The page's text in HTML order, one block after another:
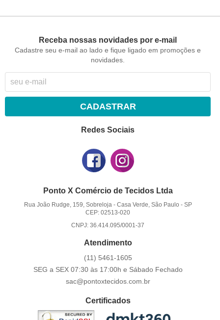
Receba nossas novidades por e-mail
Cadastre seu e-mail ao lado e fique ligado em promoções e
novidades.
CADASTRAR
Redes Sociais
Ponto X Comércio de Tecidos Ltda
Rua João Rudge, 159, Sobreloja- Casa Verde, São Paulo - SP
CEP: 02513-020
CNPJ: 36.414.095/0001-37
Atendimento
(11) 5461-1605
SEG a SEX 07:30 às 17:00h e Sábado Fechado
sac@pontoxtecidos.com.br
Certificados